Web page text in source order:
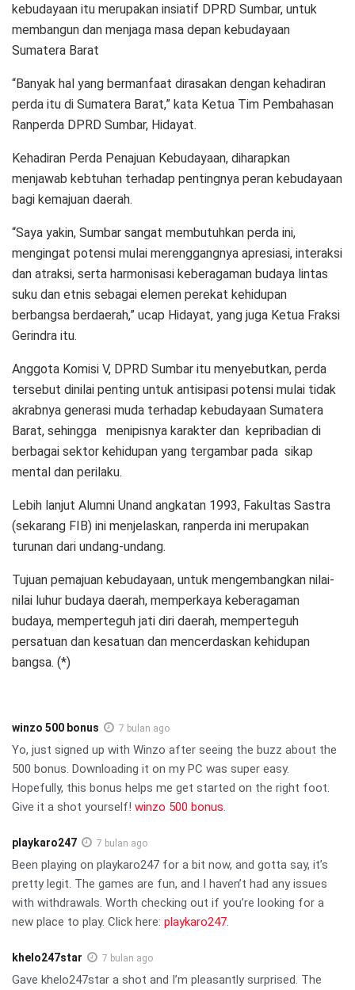
kebudayaan itu merupakan insiatif DPRD Sumbar, untuk
membangun dan menjaga masa depan kebudayaan
Sumatera Barat
“Banyak hal yang bermanfaat dirasakan dengan kehadiran
perda itu di Sumatera Barat,” kata Ketua Tim Pembahasan
Ranperda DPRD Sumbar, Hidayat.
Kehadiran Perda Penajuan Kebudayaan, diharapkan
menjawab kebtuhan terhadap pentingnya peran kebudayaan
bagi kemajuan daerah.
“Saya yakin, Sumbar sangat membutuhkan perda ini,
mengingat potensi mulai merenggangnya apresiasi, interaksi
dan atraksi, serta harmonisasi keberagaman budaya lintas
suku dan etnis sebagai elemen perekat kehidupan
berbangsa berdaerah,” ucap Hidayat, yang juga Ketua Fraksi
Gerindra itu.
Anggota Komisi V, DPRD Sumbar itu menyebutkan, perda
tersebut dinilai penting untuk antisipasi potensi mulai tidak
akrabnya generasi muda terhadap kebudayaan Sumatera
Barat, sehingga menipisnya karakter dan kepribadian di
berbagai sektor kehidupan yang tergambar pada sikap
mental dan perilaku.
Lebih lanjut Alumni Unand angkatan 1993, Fakultas Sastra
(sekarang FIB) ini menjelaskan, ranperda ini merupakan
turunan dari undang-undang.
Tujuan pemajuan kebudayaan, untuk mengembangkan nilai-
nilai luhur budaya daerah, memperkaya keberagaman
budaya, memperteguh jati diri daerah, memperteguh
persatuan dan kesatuan dan mencerdaskan kehidupan
bangsa. (*)
winzo 500 bonus 7 bulan ago
Yo, just signed up with Winzo after seeing the buzz about the
500 bonus. Downloading it on my PC was super easy.
Hopefully, this bonus helps me get started on the right foot.
Give it a shot yourself! winzo 500 bonus.
playkaro247 7 bulan ago
Been playing on playkaro247 for a bit now, and gotta say, it’s
pretty legit. The games are fun, and I haven’t had any issues
with withdrawals. Worth checking out if you’re looking for a
new place to play. Click here: playkaro247.
khelo247star 7 bulan ago
Gave khelo247star a shot and I’m pleasantly surprised. The